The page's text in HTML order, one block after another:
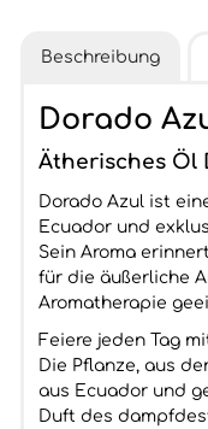
Beschreibung
Dorado
Ätherisches Öl
Dorado Azul ist
Ecuador und
Sein Aroma
für die äußerliche
Aromatherapie
Feiere jeden Tag
Die Pflanze, aus
aus Ecuador und
Duft des